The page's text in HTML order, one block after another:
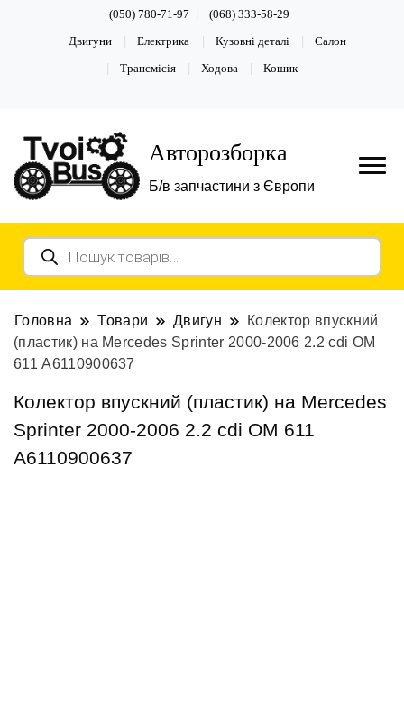
(050) 780-71-97 (068) 333-58-29
Двигуни Електрика Кузовні деталі Салон
Трансмісія Ходова Кошик
Авторозборка
Б/в запчастини з Європи
Пошук
товарів
Головна Товари Двигун
Колектор впускний
(пластик) на Mercedes Sprinter 2000-2006 2.2 cdi ОМ
611 A6110900637
Колектор впускний (пластик) на Mercedes
Sprinter 2000-2006 2.2 cdi ОМ 611
A6110900637